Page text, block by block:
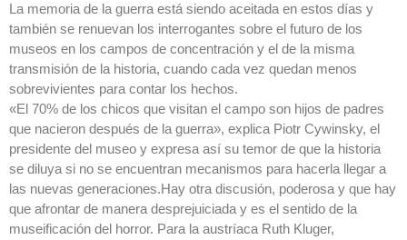
La memoria de la guerra está siendo aceitada en estos días y
también se renuevan los interrogantes sobre el futuro de los
museos en los campos de concentración y el de la misma
transmisión de la historia, cuando cada vez quedan menos
sobrevivientes para contar los hechos.
«El 70% de los chicos que visitan el campo son hijos de padres
que nacieron después de la guerra», explica Piotr Cywinsky, el
presidente del museo y expresa así su temor de que la historia
se diluya si no se encuentran mecanismos para hacerla llegar a
las nuevas generaciones.Hay otra discusión, poderosa y que hay
que afrontar de manera desprejuiciada y es el sentido de la
museificación del horror. Para la austríaca Ruth Kluger,